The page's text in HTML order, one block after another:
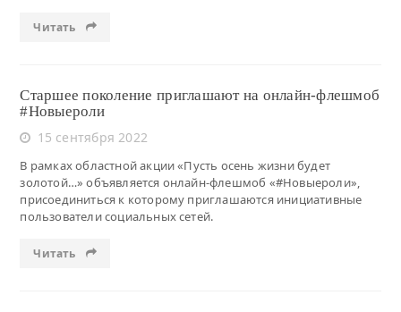
Читать
Старшее поколение приглашают на онлайн-флешмоб
#Новыероли
15 сентября 2022
В рамках областной акции «Пусть осень жизни будет
золотой…» объявляется онлайн-флешмоб «#Новыероли»,
присоединиться к которому приглашаются инициативные
пользователи социальных сетей.
Читать